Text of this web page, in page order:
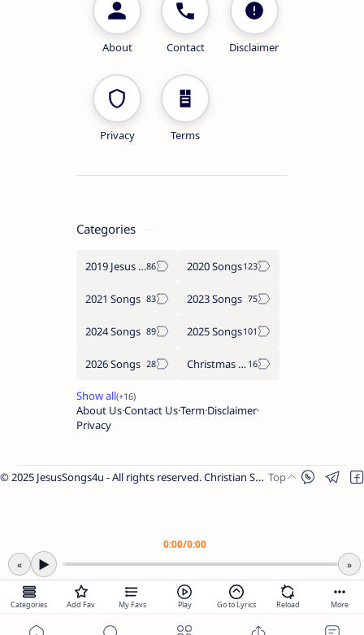
About Contact Disclaimer
Privacy Terms
Categories
2019 Jesus songs 2020 Songs
2021 Songs 2023 Songs
2024 Songs 2025 Songs
2026 Songs Christmas Songs
About UsContact UsTerm Disclaimer
Privacy
© 2025 JesusSongs4u - All rights reserved. Christian Songs | Bible-based Lyrics | Worship Music.
Categories Add Fav My Favs Play Go to Lyrics Reload More
Share Link
2024 Songs
2023 Songs
0:00/0:00
«
▶ »